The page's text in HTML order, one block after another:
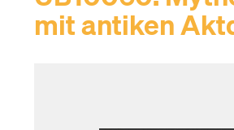
mit antiken